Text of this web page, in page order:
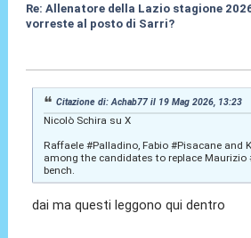
Re: Allenatore della Lazio stagione
vorreste al posto di Sarri?
Citazione di: Achab77 il 19 Mag 2026, 13:23
Nicolò Schira su X
Raffaele #Palladino, Fabio #Pisacane and
among the candidates to replace Maurizio
bench.
dai ma questi leggono qui dentro